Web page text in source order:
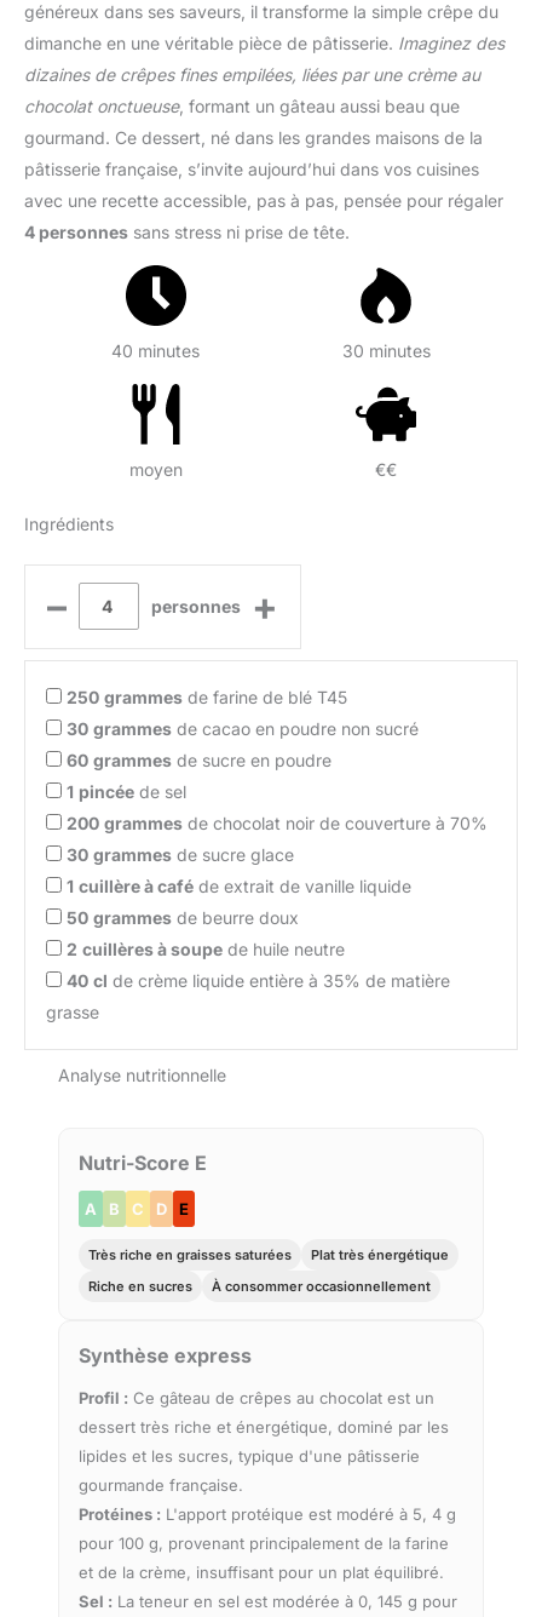
généreux dans ses saveurs, il transforme la simple crêpe du
dimanche en une véritable pièce de pâtisserie. Imaginez des
dizaines de crêpes fines empilées, liées par une crème au
chocolat onctueuse, formant un gâteau aussi beau que
gourmand. Ce dessert, né dans les grandes maisons de la
pâtisserie française, s’invite aujourd’hui dans vos cuisines
avec une recette accessible, pas à pas, pensée pour régaler
4 personnes sans stress ni prise de tête.
40 minutes 30 minutes
moyen €€
Ingrédients
– personnes +
250 grammes de farine de blé T45
30 grammes de cacao en poudre non sucré
60 grammes de sucre en poudre
1 pincée de sel
200 grammes de chocolat noir de couverture à 70%
30 grammes de sucre glace
1 cuillère à café de extrait de vanille liquide
50 grammes de beurre doux
2 cuillères à soupe de huile neutre
40 cl de crème liquide entière à 35% de matière
grasse
Analyse nutritionnelle
Nutri-Score E
A B C D E
Très riche en graisses saturées
Plat très énergétique
Riche en sucres
À consommer occasionnellement
Synthèse express
Profil : Ce gâteau de crêpes au chocolat est un
dessert très riche et énergétique, dominé par les
lipides et les sucres, typique d'une pâtisserie
gourmande française.
Protéines : L'apport protéique est modéré à 5, 4 g
pour 100 g, provenant principalement de la farine
et de la crème, insuffisant pour un plat équilibré.
Sel : La teneur en sel est modérée à 0, 145 g pour